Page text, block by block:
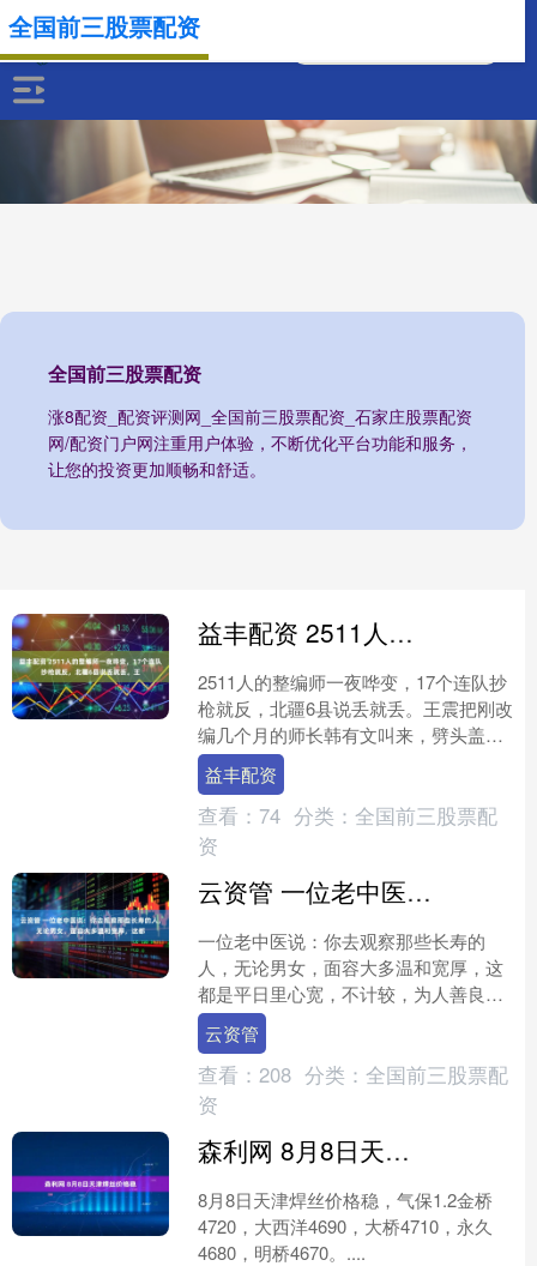
全国前三股票配资
涨8配资_配资评测网_全国前三股票配资_石家庄股票配资
网/配资门户网注重用户体验，不断优化平台功能和服务，
让您的投资更加顺畅和舒适。
全国前三股票配资
益丰配资 2511人的整编师一夜哗变，17个连队抄枪就反，北疆6县说丢就丢。王
2511人的整编师一夜哗变，17个连队抄
枪就反，北疆6县说丢就丢。王震把刚改
编几个月的师长韩有文叫来，劈头盖脸
质问：你的部队叛变了，怎么处理？搁
谁腿都软，何况他....
益丰配资
查看： 74 分类： 全国前三股票配
资
云资管 一位老中医说：你去观察那些长寿的人，无论男女，面容大多温和宽厚，这都
一位老中医说：你去观察那些长寿的
人，无论男女，面容大多温和宽厚，这
都是平日里心宽，不计较，为人善良养
出来的。 ​若是总爱急躁上火，遇事钻死
理，天天愁眉不展，吃不....
云资管
查看： 208 分类： 全国前三股票配
资
森利网 8月8日天津焊丝价格稳
8月8日天津焊丝价格稳，气保1.2金桥
4720，大西洋4690，大桥4710，永久
4680，明桥4670。....